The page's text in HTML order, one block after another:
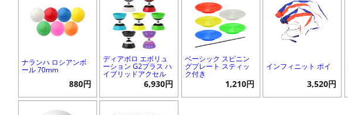
ナランハ ロシアンボ
ール 70mm
880円
ディアボロ エボリュ
ーション G2プラス ハ
イブリッドアクセル
6,930円
ベーシック スピニン
グプレート スティッ
ク付き
1,210円
インフィニット ポイ
3,520円